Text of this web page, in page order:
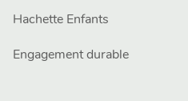
Hachette Enfants
Engagement durable